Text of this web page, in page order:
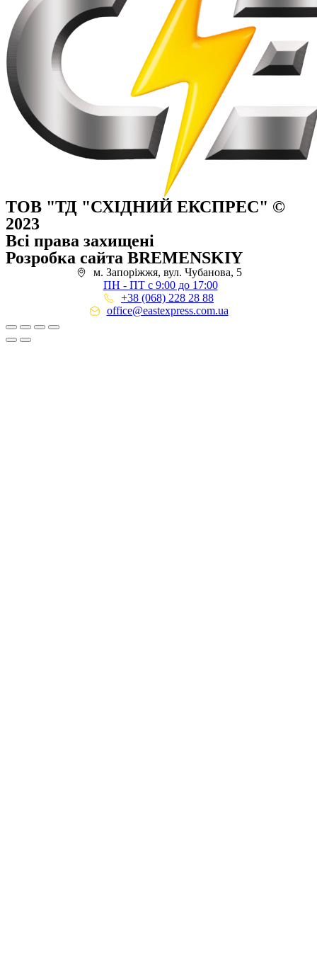
ТОВ "ТД "СХІДНИЙ ЕКСПРЕС" ©
2023
Всі права захищені
Розробка сайта BREMENSKIY
м. Запоріжжя, вул. Чубанова, 5
ПН - ПТ с 9:00 до 17:00
+38 (068) 228 28 88
office@eastexpress.com.ua